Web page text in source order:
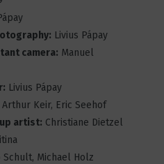
Livius Pápay
camera: Manuel
Livius Pápay
Arthur Keir, Eric Seehof
artist: Christiane Dietzel
Schult, Michael Holz